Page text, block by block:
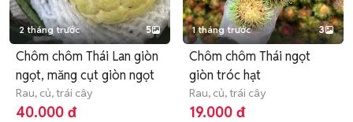
2 tháng trước 5
Chôm chôm Thái Lan giòn
ngọt, măng cụt giòn ngọt
Rau, củ, trái cây
40.000 đ
1 tháng trước 3
Chôm chôm Thái ngọt
giòn tróc hạt
Rau, củ, trái cây
19.000 đ